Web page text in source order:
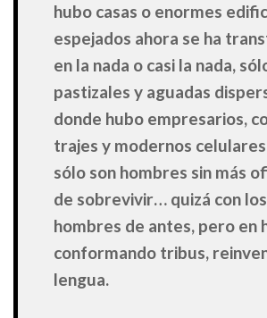
hubo casas o enormes
espejados ahora se ha
en la nada o casi la nada,
pastizales y aguadas
donde hubo empresarios,
trajes y modernos
sólo son hombres sin más
de sobrevivir… quizá con
hombres de antes, pero en
conformando tribus,
lengua.